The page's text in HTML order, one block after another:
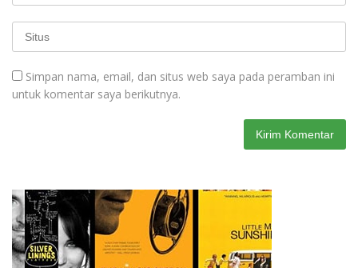
Simpan nama, email, dan situs web saya pada peramban ini
untuk komentar saya berikutnya.